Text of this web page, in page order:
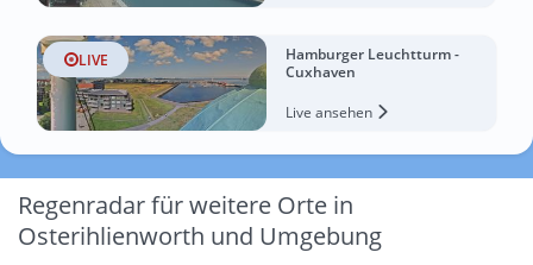
LIVE
Hamburger Leuchtturm -
Cuxhaven
Live ansehen
Regenradar für weitere Orte in
Osterihlienworth und Umgebung